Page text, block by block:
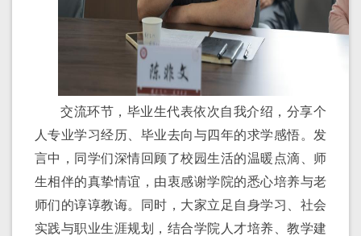
交流环节，毕业生代表依次自我介绍，分享个
人专业学习经历、毕业去向与四年的求学感悟。发
言中，同学们深情回顾了校园生活的温暖点滴、师
生相伴的真挚情谊，由衷感谢学院的悉心培养与老
师们的谆谆教诲。同时，大家立足自身学习、 社会
实践与职业生涯规划
，结合学院人才培养、教学建